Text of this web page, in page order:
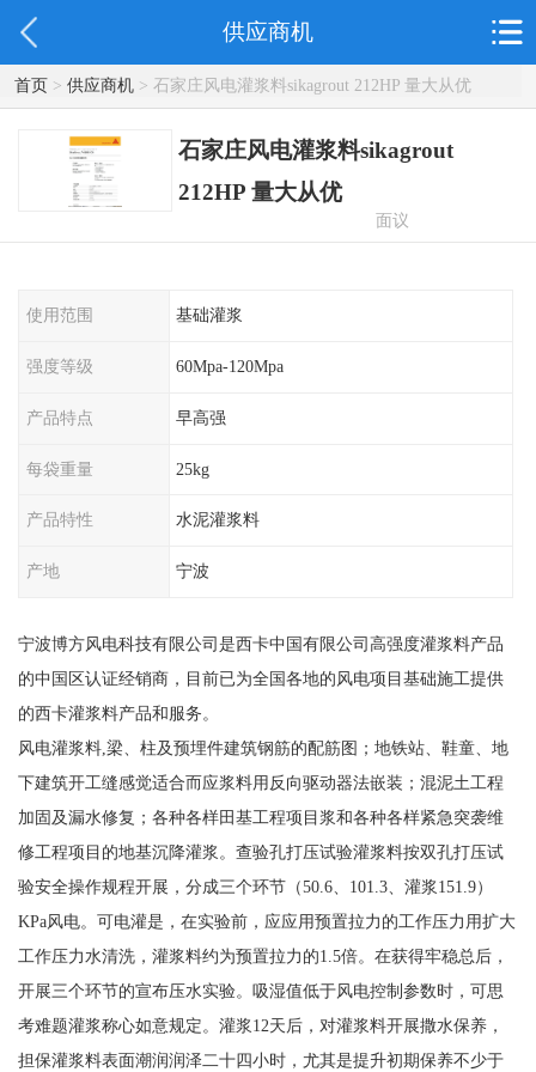
供应商机
首页> 供应商机> 石家庄风电灌浆料sikagrout 212HP 量大从优
石家庄风电灌浆料sikagrout
212HP 量大从优
面议
使用范围 基础灌浆
强度等级 60Mpa-120Mpa
产品特点 早高强
每袋重量 25kg
产品特性 水泥灌浆料
产地 宁波
宁波博方风电科技有限公司是西卡中国有限公司高强度灌浆料产品
的中国区认证经销商，目前已为全国各地的风电项目基础施工提供
的西卡灌浆料产品和服务。
风电灌浆料,梁、柱及预埋件建筑钢筋的配筋图；地铁站、鞋童、地
下建筑开工缝感觉适合而应浆料用反向驱动器法嵌装；混泥土工程
加固及漏水修复；各种各样田基工程项目浆和各种各样紧急突袭维
修工程项目的地基沉降灌浆。查验孔打压试验灌浆料按双孔打压试
验安全操作规程开展，分成三个环节（50.6、101.3、灌浆151.9）
KPa风电。可电灌是，在实验前，应应用预置拉力的工作压力用扩大
工作压力水清洗，灌浆料约为预置拉力的1.5倍。在获得牢稳总后，
开展三个环节的宣布压水实验。吸湿值低于风电控制参数时，可思
考难题灌浆称心如意规定。灌浆12天后，对灌浆料开展撒水保养，
担保灌浆料表面潮润润泽二十四小时，尤其是提升初期保养不少于